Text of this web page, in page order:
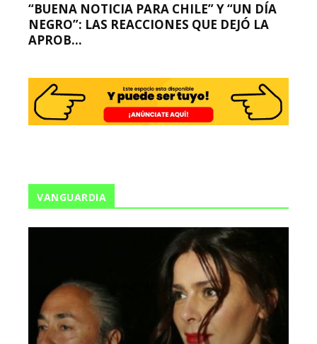
“BUENA NOTICIA PARA CHILE” Y “UN DÍA
NEGRO”: LAS REACCIONES QUE DEJÓ LA
APROB...
VANGUARDIA